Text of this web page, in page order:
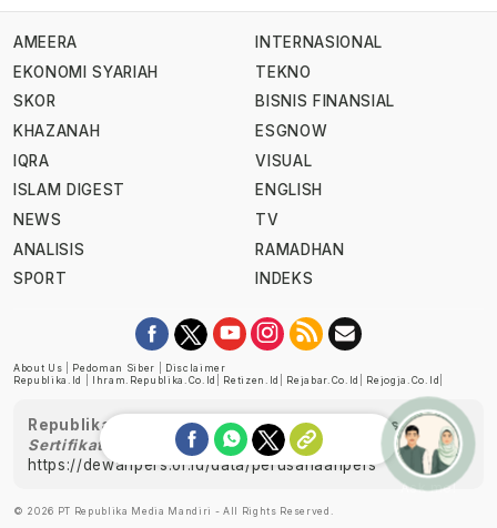
AMEERA
EKONOMI SYARIAH
SKOR
KHAZANAH
IQRA
ISLAM DIGEST
NEWS
ANALISIS
SPORT
INTERNASIONAL
TEKNO
BISNIS FINANSIAL
ESGNOW
VISUAL
ENGLISH
TV
RAMADHAN
INDEKS
About Us Pedoman Siber
Disclaimer
Republika.id
Ihram.republika.co.id Retizen.id Rejabar.co.id Rejogja.co.id
Republika telah diverifikasi oleh Dewan Pers
Sertifikat Nomor 1058/DP-Verifikasi/K/XII/2022
https://dewanpers.or.id/data/perusahaanpers
© 2026 PT Republika Media Mandiri - All Rights Reserved.
Ask me!